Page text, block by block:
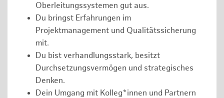
Oberleitungssystemen gut aus.
Du bringst Erfahrungen im
Projektmanagement und Qualitätssicherung
mit.
Du bist verhandlungsstark, besitzt
Durchsetzungsvermögen und strategisches
Denken.
Dein Umgang mit Kolleg*innen und Partnern